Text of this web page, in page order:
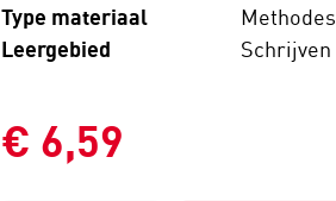
Type materiaal Methodes
Leergebied Schrijven
€ 6,59